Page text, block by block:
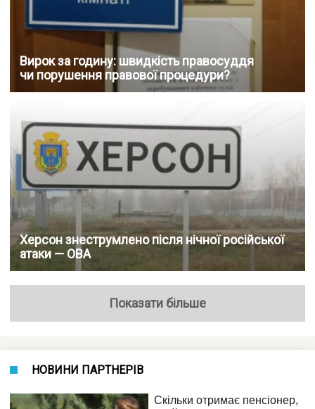
Вирок за годину: швидкість правосуддя
чи порушення правової процедури?
Херсон знеструмлено після нічної російської
атаки — ОВА
Показати більше
НОВИНИ ПАРТНЕРІВ